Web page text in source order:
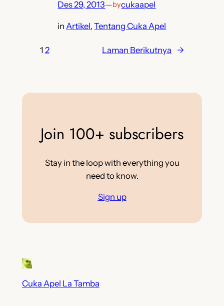
Des 29, 2013—bycukaapel
in Artikel, Tentang Cuka Apel
1 2 Laman Berikutnya →
Join 100+ subscribers
Stay in the loop with everything you
need to know.
Sign up
Cuka Apel La Tamba